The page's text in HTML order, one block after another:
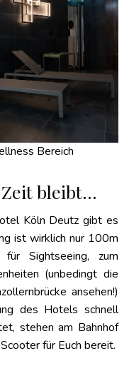
Bereich
Zeit bleibt…
Köln Deutz gibt es
ist wirklich nur 100m
Sightseeing, zum
(unbedingt die
ansehen!)
des Hotels schnell
stehen am Bahnhof
für Euch bereit.